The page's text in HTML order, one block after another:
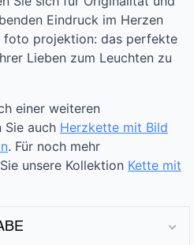
Eindruck im Herzen
foto projektion: das perfekte
Lieben zum Leuchten zu
einer weiteren
Sie auch Herzkette mit Bild
. Für noch mehr
unsere Kollektion Kette mit